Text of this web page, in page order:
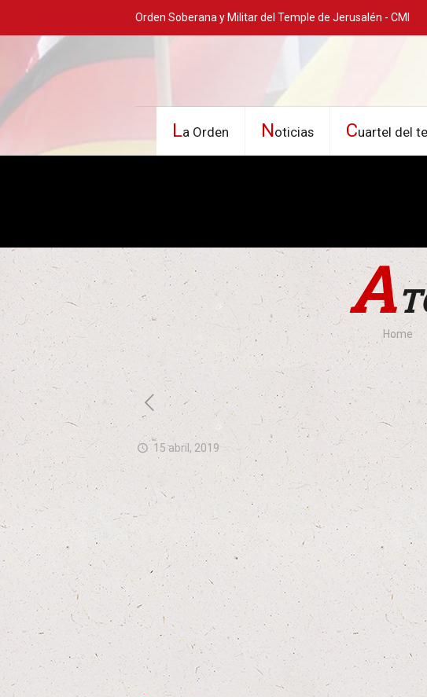
Orden Soberana y Militar del Temple de Jerusalén - CMI
La Orden Noticias Cuartel del
A
Home
15 abril, 2019